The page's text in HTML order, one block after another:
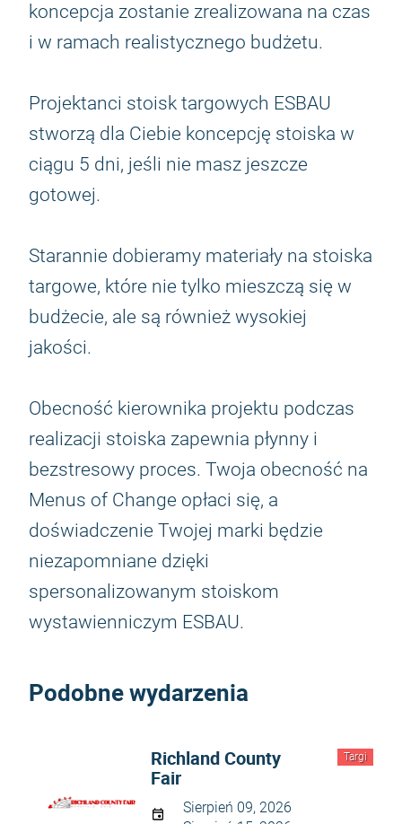
koncepcja zostanie zrealizowana na czas
i w ramach realistycznego budżetu.
Projektanci stoisk targowych ESBAU
stworzą dla Ciebie koncepcję stoiska w
ciągu 5 dni, jeśli nie masz jeszcze
gotowej.
Starannie dobieramy materiały na stoiska
targowe, które nie tylko mieszczą się w
budżecie, ale są również wysokiej
jakości.
Obecność kierownika projektu podczas
realizacji stoiska zapewnia płynny i
bezstresowy proces. Twoja obecność na
Menus of Change opłaci się, a
doświadczenie Twojej marki będzie
niezapomniane dzięki
spersonalizowanym stoiskom
wystawienniczym ESBAU.
Podobne wydarzenia
Targi
Richland County
Fair
Sierpień 09, 2026